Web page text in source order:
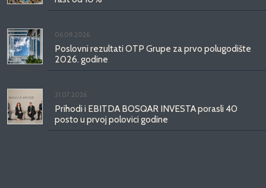
06.08.2026.
Poslovni rezultati OTP Grupe za prvo polugodište
2026. godine
31.07.2026.
Prihodi i EBITDA BOSQAR INVESTA porasli 40
posto u prvoj polovici godine